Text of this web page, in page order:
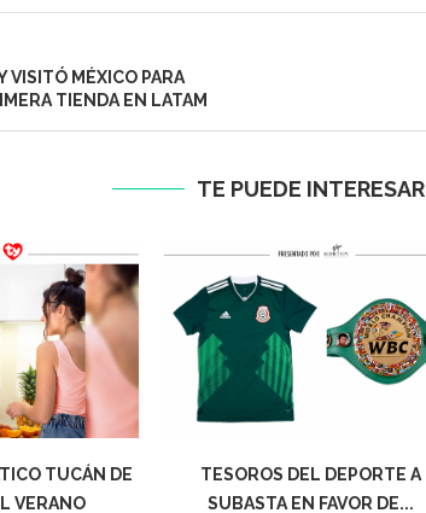
VISITÓ MÉXICO PARA
TIENDA EN LATAM
TE PUEDE INTERESAR
TUCÁN DE
VERANO
TESOROS DEL DEPORTE A
SUBASTA EN FAVOR DE...